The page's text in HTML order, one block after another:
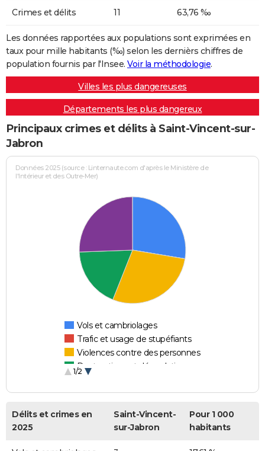
Crimes et délits 11 63,76 ‰
Les données rapportées aux populations sont exprimées en
taux pour mille habitants (‰) selon les dernièrs chiffres de
population fournis par l'Insee. Voir la méthodologie.
Villes les plus dangereuses
Départements les plus dangereux
Principaux crimes et délits à Saint-Vincent-sur-
Jabron
Données 2025 (source : Linternaute.com d'après le Ministère de
l'Intérieur et des Outre-Mer)
Vols et cambriolages
Trafic et usage de stupéfiants
Violences contre des personnes
Destructions et dégradations
1/2
Délits et crimes en
2025
Saint-Vincent-
sur-Jabron
Pour 1 000
habitants